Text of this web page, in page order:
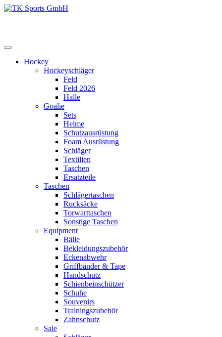
Zum
Hockey
Hockeyschläger
Feld
Feld 2026
Halle
Goalie
Sets
Helme
Schutzausrüstung
Foam Ausrüstung
Schläger
Textilien
Taschen
Ersatzteile
Taschen
Schlägertaschen
Rucksäcke
Torwarttaschen
Sonstige Taschen
Equipment
Bälle
Bekleidungszubehör
Eckenabwehr
Griffbänder & Tape
Handschutz
Schienbeinschützer
Schuhe
Souvenirs
Trainingszubehör
Zahnschutz
Sale